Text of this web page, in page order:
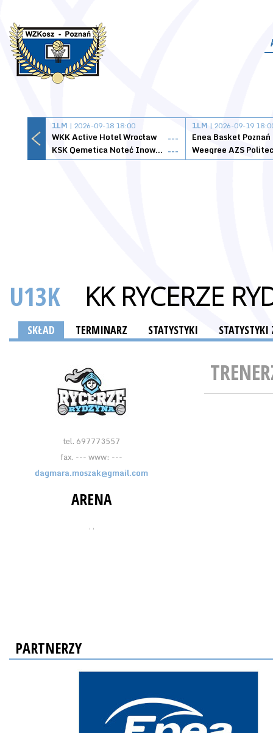
1LM | 2026-09-18 18:00
WKK Active Hotel Wrocław
---
KSK Qemetica Noteć Inowrocław ---
1LM | 2026-09-19
Enea Basket Poznań
U13K KK RYCERZE
SKŁAD TERMINARZ STATYSTYKI
tel. 697773557
fax. --- www: ---
dagmara.moszak@gmail.com
ARENA
, ,
PARTNERZY